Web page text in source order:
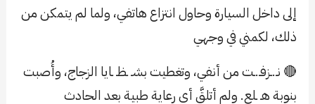
إلى داخل السيارة وحاول انتزاع هاتفي، ولما لم يتمكن من
ذلك، لكمني في وجهي
🔴 نـ.ـزفـ.ـت من أنفي، وتغطيت بشـ ـظـ ـايا الزجاج، وأُصبت
بنوبة هـ ـلع. ولم أتلقَّ أي رعاية طبية بعد الحادث